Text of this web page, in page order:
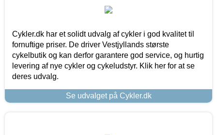
Cykler.dk har et solidt udvalg af cykler i god kvalitet til
fornuftige priser. De driver Vestjyllands største
cykelbutik og kan derfor garantere god service, og hurtig
levering af nye cykler og cykeludstyr. Klik her for at se
deres udvalg.
Se udvalget på Cykler.dk